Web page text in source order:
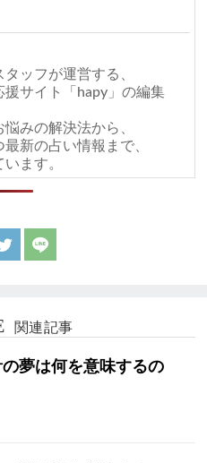
ッフが運営する、
援サイト「hapy」の編集
みの解決法から、
新の占い情報まで、
ます。
関連記事
夢は何を意味するの